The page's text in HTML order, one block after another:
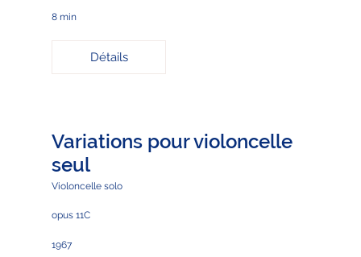
8 min
Détails
Variations pour violoncelle
seul
Violoncelle solo
opus 11C
1967